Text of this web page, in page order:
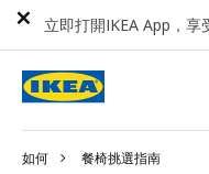
如何 餐椅挑選指南
立即打開IKEA App，享